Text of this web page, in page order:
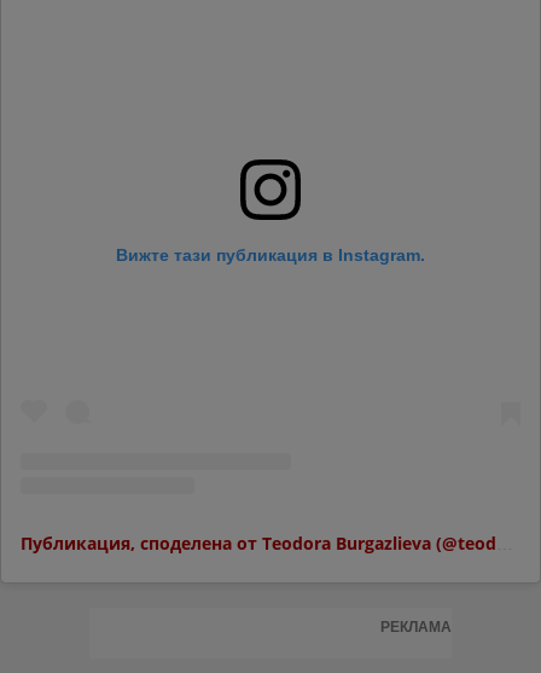
Вижте тази публикация в Instagram.
Публикация, споделена от Teodora Burgazlieva (@teodoraburgazlieva)
РЕКЛАМА